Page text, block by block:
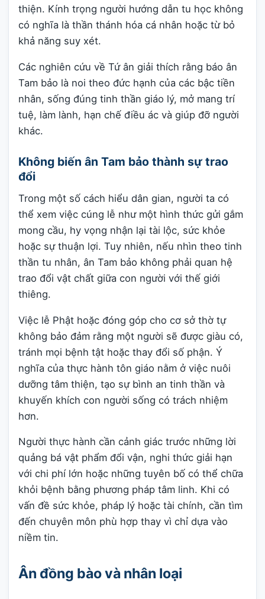
thiện. Kính trọng người hướng dẫn tu học không
có nghĩa là thần thánh hóa cá nhân hoặc từ bỏ
khả năng suy xét.
Các nghiên cứu về Tứ ân giải thích rằng báo ân
Tam bảo là noi theo đức hạnh của các bậc tiền
nhân, sống đúng tinh thần giáo lý, mở mang trí
tuệ, làm lành, hạn chế điều ác và giúp đỡ người
khác.
Không biến ân Tam bảo thành sự trao
đổi
Trong một số cách hiểu dân gian, người ta có
thể xem việc cúng lễ như một hình thức gửi gắm
mong cầu, hy vọng nhận lại tài lộc, sức khỏe
hoặc sự thuận lợi. Tuy nhiên, nếu nhìn theo tinh
thần tu nhân, ân Tam bảo không phải quan hệ
trao đổi vật chất giữa con người với thế giới
thiêng.
Việc lễ Phật hoặc đóng góp cho cơ sở thờ tự
không bảo đảm rằng một người sẽ được giàu có,
tránh mọi bệnh tật hoặc thay đổi số phận. Ý
nghĩa của thực hành tôn giáo nằm ở việc nuôi
dưỡng tâm thiện, tạo sự bình an tinh thần và
khuyến khích con người sống có trách nhiệm
hơn.
Người thực hành cần cảnh giác trước những lời
quảng bá vật phẩm đổi vận, nghi thức giải hạn
với chi phí lớn hoặc những tuyên bố có thể chữa
khỏi bệnh bằng phương pháp tâm linh. Khi có
vấn đề sức khỏe, pháp lý hoặc tài chính, cần tìm
đến chuyên môn phù hợp thay vì chỉ dựa vào
niềm tin.
Ân đồng bào và nhân loại